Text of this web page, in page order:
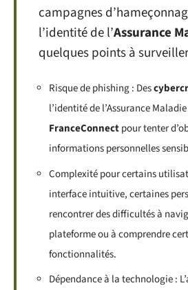
campagnes
l’identité de l’Assurance
quelques points à
Risque de phishing : Des
l’identité de l’Assurance
FranceConnectpour tenter
informations personnelles
Complexité pour certains
interface intuitive, certaines
rencontrer des difficultés à
plateforme ou à comprendre
fonctionnalités.
Dépendance à la technologie :